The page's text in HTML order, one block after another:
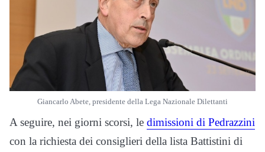
Giancarlo Abete, presidente della Lega Nazionale Dilettanti
A seguire, nei giorni scorsi, le dimissioni di Pedrazzini
con la richiesta dei consiglieri della lista Battistini di